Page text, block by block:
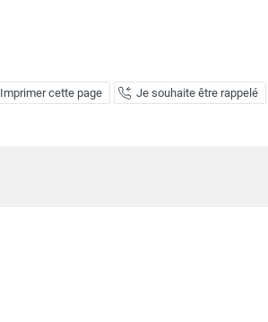
d'air mural centrifuge
Imprimer cette page Je souhaite être rappelé